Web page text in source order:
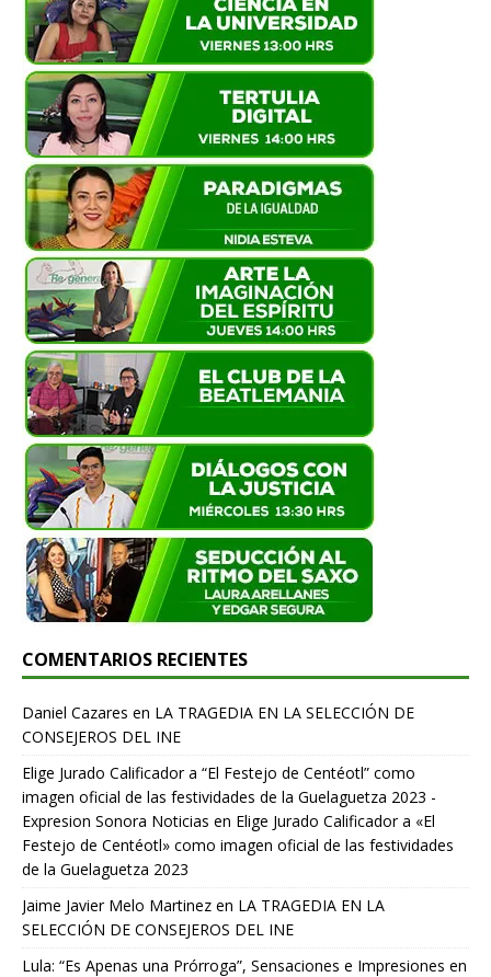
COMENTARIOS RECIENTES
Daniel Cazares en LA TRAGEDIA EN LA SELECCIÓN DE
CONSEJEROS DEL INE
Elige Jurado Calificador a “El Festejo de Centéotl” como
imagen oficial de las festividades de la Guelaguetza 2023 -
Expresion Sonora Noticias en Elige Jurado Calificador a «El
Festejo de Centéotl» como imagen oficial de las festividades
de la Guelaguetza 2023
Jaime Javier Melo Martinez en LA TRAGEDIA EN LA
SELECCIÓN DE CONSEJEROS DEL INE
Lula: “Es Apenas una Prórroga”, Sensaciones e Impresiones en